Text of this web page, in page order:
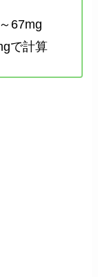
67mg
で計算